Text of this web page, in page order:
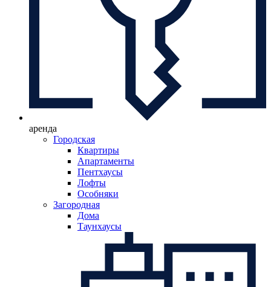
аренда
Городская
Квартиры
Апартаменты
Пентхаусы
Лофты
Особняки
Загородная
Дома
Таунхаусы